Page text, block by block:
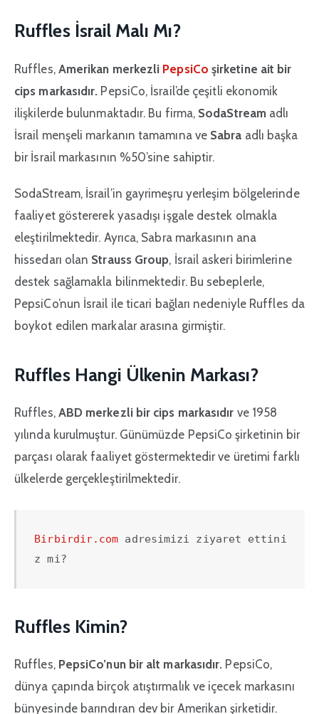
Ruffles İsrail Malı Mı?
Ruffles, Amerikan merkezli PepsiCo şirketine ait bir
cips markasıdır. PepsiCo, İsrail’de çeşitli ekonomik
ilişkilerde bulunmaktadır. Bu firma, SodaStream adlı
İsrail menşeli markanın tamamına ve Sabra adlı başka
bir İsrail markasının %50’sine sahiptir.
SodaStream, İsrail’in gayrimeşru yerleşim bölgelerinde
faaliyet göstererek yasadışı işgale destek olmakla
eleştirilmektedir. Ayrıca, Sabra markasının ana
hissedarı olan Strauss Group, İsrail askeri birimlerine
destek sağlamakla bilinmektedir. Bu sebeplerle,
PepsiCo’nun İsrail ile ticari bağları nedeniyle Ruffles da
boykot edilen markalar arasına girmiştir.
Ruffles Hangi Ülkenin Markası?
Ruffles, ABD merkezli bir cips markasıdır ve 1958
yılında kurulmuştur. Günümüzde PepsiCo şirketinin bir
parçası olarak faaliyet göstermektedir ve üretimi farklı
ülkelerde gerçekleştirilmektedir.
Birbirdir.com adresimizi ziyaret ettini
z mi?
Ruffles Kimin?
Ruffles, PepsiCo’nun bir alt markasıdır. PepsiCo,
dünya çapında birçok atıştırmalık ve içecek markasını
bünyesinde barındıran dev bir Amerikan şirketidir.